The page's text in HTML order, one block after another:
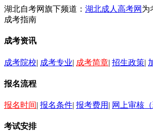
湖北自考网旗下频道： 湖北成人高考网 为
成考指南
成考资讯
成考院校| 成考专业| 成考简章| 招生政策|
报名流程
报名时间| 报名条件| 报考费用 | 网上审核
考试安排